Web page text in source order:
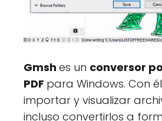
Gmsh es un conversor
PDF para Windows. Con
importar y visualizar
incluso convertirlos a